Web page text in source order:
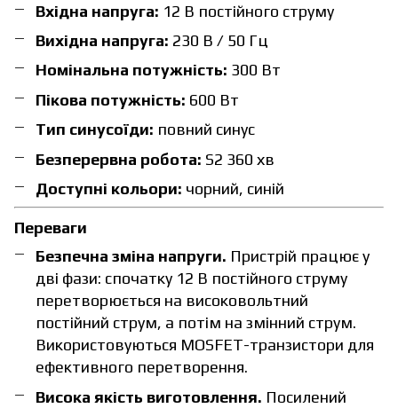
Вхідна напруга: 12 В постійного струму
Вихідна напруга: 230 В / 50 Гц
Номінальна потужність: 300 Вт
Пікова потужність: 600 Вт
Тип синусоїди: повний синус
Безперервна робота: S2 360 хв
Доступні кольори: чорний, синій
Переваги
Безпечна зміна напруги. Пристрій працює у
дві фази: спочатку 12 В постійного струму
перетворюється на високовольтний
постійний струм, а потім на змінний струм.
Використовуються MOSFET-транзистори для
ефективного перетворення.
Висока якість виготовлення. Посилений